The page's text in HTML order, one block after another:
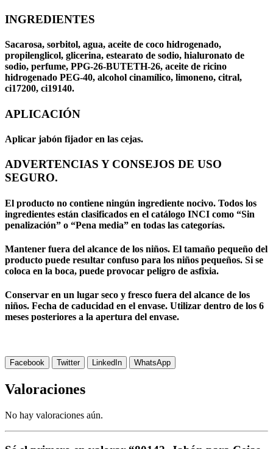
INGREDIENTES
Sacarosa, sorbitol, agua, aceite de coco hidrogenado,
propilenglicol, glicerina, estearato de sodio, hialuronato de
sodio, perfume, PPG-26-BUTETH-26, aceite de ricino
hidrogenado PEG-40, alcohol cinamílico, limoneno, citral,
ci17200, ci19140.
APLICACIÓN
Aplicar jabón fijador en las cejas.
ADVERTENCIAS Y CONSEJOS DE USO
SEGURO.
El producto no contiene ningún ingrediente nocivo. Todos los
ingredientes están clasificados en el catálogo INCI como “Sin
penalización” o “Pena media” en todas las categorías.
Mantener fuera del alcance de los niños. El tamaño pequeño del
producto puede resultar confuso para los niños pequeños. Si se
coloca en la boca, puede provocar peligro de asfixia.
Conservar en un lugar seco y fresco fuera del alcance de los
niños. Fecha de caducidad en el envase. Utilizar dentro de los 6
meses posteriores a la apertura del envase.
Facebook Twitter LinkedIn WhatsApp
Valoraciones
No hay valoraciones aún.